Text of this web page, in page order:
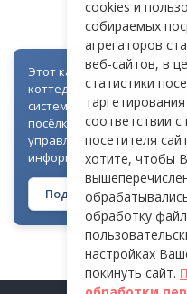
СТ
Этот каталог создан как
коттеджных посёлков: для
система контроля
посёлкам
управлять доступом на
информировать жителей
Подробнее о
cookies и
собираемых
агрегаторов
веб-сайтов, в
статистики
соответствии с
посетителя
хотите, чтобы
обработку
настройках
покинуть сайт.